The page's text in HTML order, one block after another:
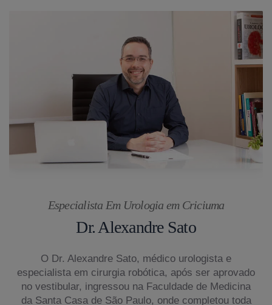
Especialista Em Urologia em Criciuma
Dr. Alexandre Sato
O Dr. Alexandre Sato, médico urologista e
especialista em cirurgia robótica, após ser aprovado
no vestibular, ingressou na Faculdade de Medicina
da Santa Casa de São Paulo, onde completou toda